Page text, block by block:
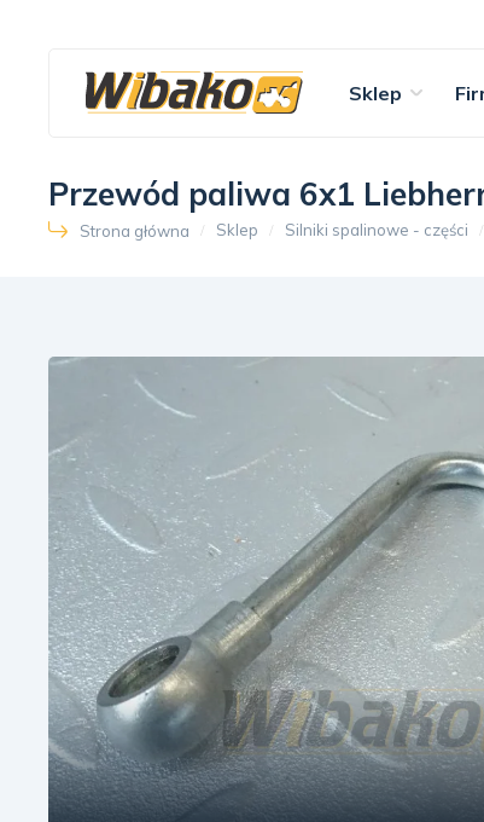
Sklep
Przewód paliwa 6x1
Strona główna Sklep Silniki spalinowe - części